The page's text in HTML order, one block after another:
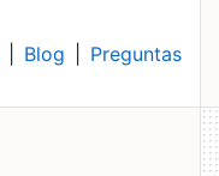
Blog Preguntas